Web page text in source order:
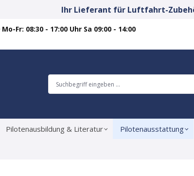
Ihr Lieferant für Luftfahrt-
Mo-Fr: 08:30 - 17:00 Uhr Sa 09:00 - 14:00
Pilotenausbildung & Literatur Pilotenausstattung